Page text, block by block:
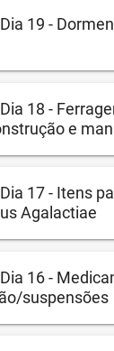
19 -
18 -
e
17 - Itens
Agalactiae
16 -
suspensões